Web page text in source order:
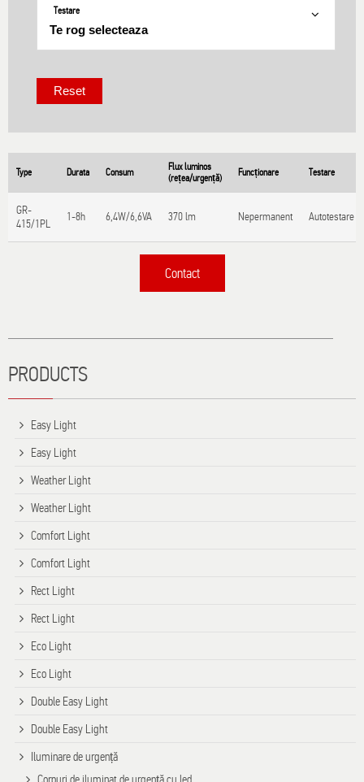
Testare
Type Durata Consum
Flux luminos
(rețea/urgență)
Funcționare Testare
GR-
415/1PL
1-8h 6,4W/6,6VA 370 lm Nepermanent Autotestare
Contact
PRODUCTS
Easy Light
Easy Light
Weather Light
Weather Light
Comfort Light
Comfort Light
Rect Light
Rect Light
Eco Light
Eco Light
Double Easy Light
Double Easy Light
Iluminare de urgență